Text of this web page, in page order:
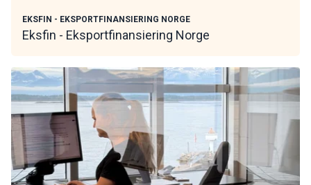
EKSFIN - EKSPORTFINANSIERING NORGE
Eksfin - Eksportfinansiering Norge